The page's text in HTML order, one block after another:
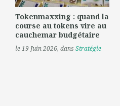
Tokenmaxxing : quand la
course au tokens vire au
cauchemar budgétaire
le 19 Juin 2026, dansStratégie